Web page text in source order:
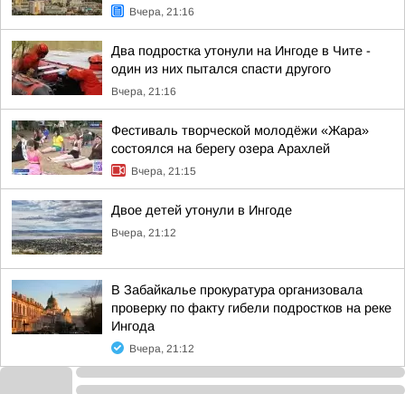
Вчера, 21:16
Два подростка утонули на Ингоде в Чите -
один из них пытался спасти другого
Вчера, 21:16
Фестиваль творческой молодёжи «Жара»
состоялся на берегу озера Арахлей
Вчера, 21:15
Двое детей утонули в Ингоде
Вчера, 21:12
В Забайкалье прокуратура организовала
проверку по факту гибели подростков на реке
Ингода
Вчера, 21:12